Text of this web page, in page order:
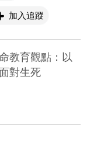
加入追蹤
教育觀點：以
對生死